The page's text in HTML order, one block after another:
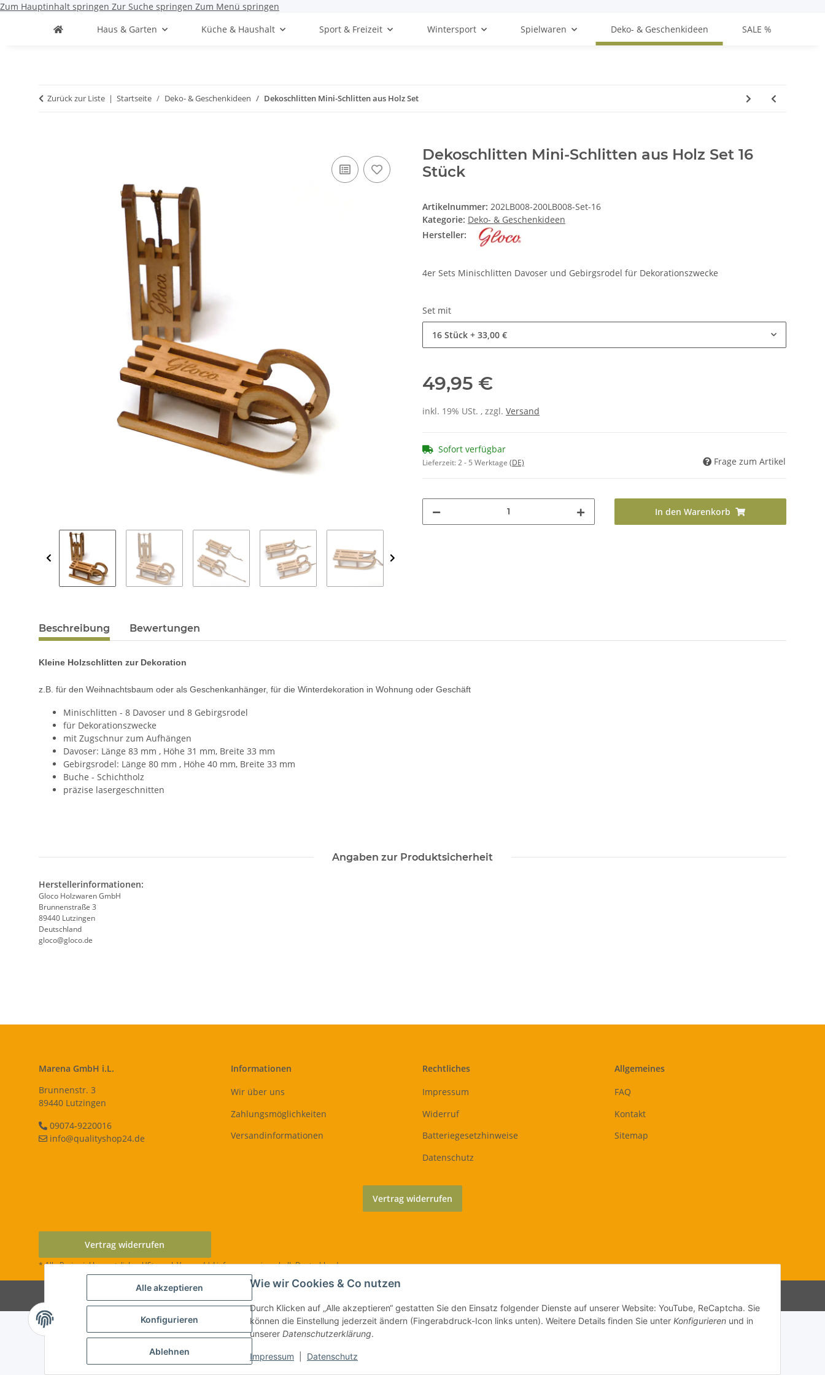
Zum Hauptinhalt springen Zur Suche springen Zum Menü springen
Alle akzeptieren
Konfigurieren
Ablehnen
Wie wir Cookies & Co nutzen
Durch Klicken auf „Alle akzeptieren“ gestatten Sie den Einsatz folgender Dienste auf unserer Website: YouTube, ReCaptcha. Sie
können die Einstellung jederzeit ändern (Fingerabdruck-Icon links unten). Weitere Details finden Sie unter Konfigurieren und in
unserer Datenschutzerklärung.
Impressum Datenschutz
Haus & Garten Küche & Haushalt Sport & Freizeit Wintersport Spielwaren Deko- & Geschenkideen SALE %
Zurück zur Liste Startseite Deko- & Geschenkideen Dekoschlitten Mini-Schlitten aus Holz Set
Dekoschlitten Mini-Schlitten aus Holz Set 16
Stück
Artikelnummer: 202LB008-200LB008-Set-16
Kategorie: Deko- & Geschenkideen
Hersteller:
4er Sets Minischlitten Davoser und Gebirgsrodel für Dekorationszwecke
Set mit
16 Stück + 33,00 €
49,95 €
inkl. 19% USt. , zzgl. Versand
Sofort verfügbar
Lieferzeit:2 - 5 Werktage (DE) Frage zum Artikel
In den Warenkorb
Beschreibung Bewertungen
Kleine Holzschlitten zur Dekoration
z.B. für den Weihnachtsbaum oder als Geschenkanhänger, für die Winterdekoration in Wohnung oder Geschäft
Minischlitten - 8 Davoser und 8 Gebirgsrodel
für Dekorationszwecke
mit Zugschnur zum Aufhängen
Davoser: Länge 83 mm , Höhe 31 mm, Breite 33 mm
Gebirgsrodel: Länge 80 mm , Höhe 40 mm, Breite 33 mm
Buche - Schichtholz
präzise lasergeschnitten
Angaben zur Produktsicherheit
Herstellerinformationen:
Gloco Holzwaren GmbH
Brunnenstraße 3
89440 Lutzingen
Deutschland
gloco@gloco.de
Marena GmbH i.L.
Brunnenstr. 3
89440 Lutzingen
09074-9220016
info@qualityshop24.de
Informationen
Wir über uns
Zahlungsmöglichkeiten
Versandinformationen
Rechtliches
Impressum
Widerruf
Batteriegesetzhinweise
Datenschutz
Allgemeines
FAQ
Kontakt
Sitemap
Vertrag widerrufen
Vertrag widerrufen
* Alle Preise inkl. gesetzlicher USt., zzgl.Versand| Lieferung nur innerhalb Deutschlands